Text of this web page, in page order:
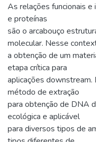
As relações funcionais e
e proteínas
são o arcabouço
molecular. Nesse
a obtenção de um
etapa crítica para
aplicações
método de extração
para obtenção de DNA
ecológica e aplicável
para diversos tipos de